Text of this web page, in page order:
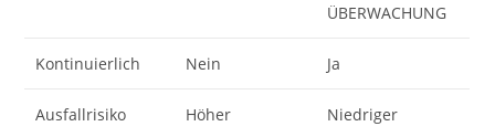
ÜBERWACHUNG
Kontinuierlich Nein Ja
Ausfallrisiko Höher Niedriger